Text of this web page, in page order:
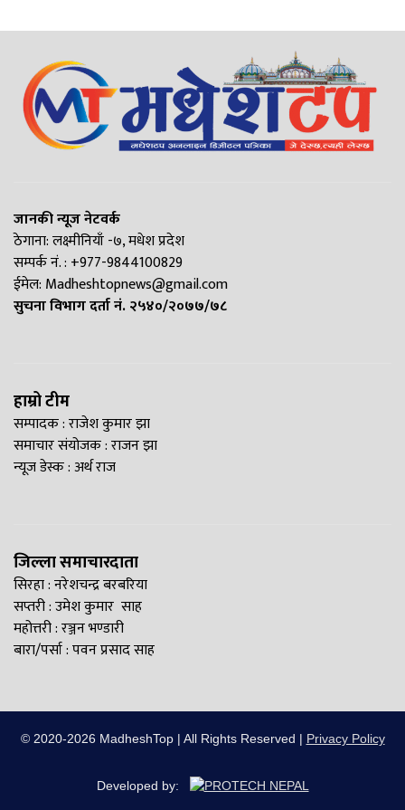
जानकी न्यूज नेटवर्क
ठेगाना: लक्ष्मीनियाँ -७, मधेश प्रदेश
सम्पर्क नं. : +977-9844100829
ईमेल: Madheshtopnews@gmail.com
सुचना विभाग दर्ता नं. २५४०/२०७७/७८
हाम्रो टीम
सम्पादक : राजेश कुमार झा
समाचार संयोजक : राजन झा
न्यूज डेस्क : अर्थ राज
जिल्ला समाचारदाता
सिरहा : नरेशचन्द्र बरबरिया
सप्तरी : उमेश कुमार साह
महोत्तरी : रञ्जन भण्डारी
बारा/पर्सा : पवन प्रसाद साह
© 2020-2026 MadheshTop | All Rights Reserved | Privacy Policy
Developed by: